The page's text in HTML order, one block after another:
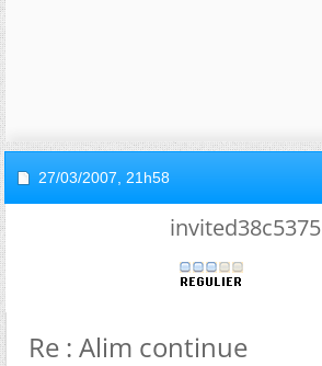
27/03/2007, 21h58
invited38c5375
Re : Alim continue